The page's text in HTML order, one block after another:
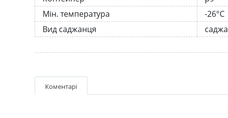
Мін. температура
-26°C
Вид саджанця
Коментарі